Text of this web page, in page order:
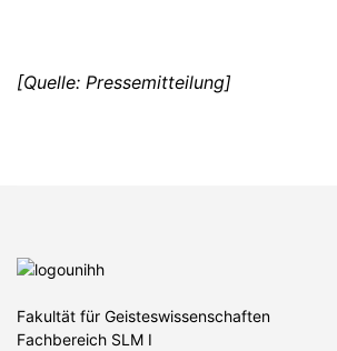
[Quelle: Pressemitteilung]
Fakultät für Geisteswissenschaften
Fachbereich SLM I